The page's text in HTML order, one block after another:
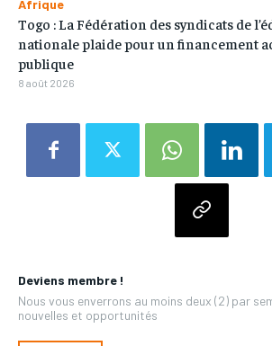
Deviens membre !
Nous vous enverrons au moins deux (2) par
nouvelles et opportunités
Afrique
Togo : La Fédération des syndicats de
nationale plaide pour un financement
publique
8 août 2026